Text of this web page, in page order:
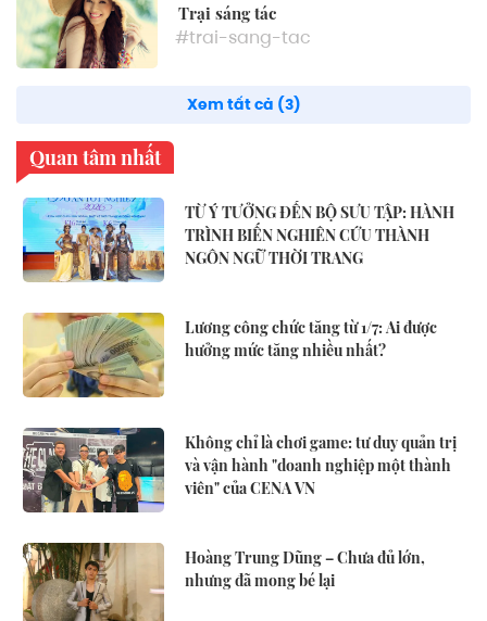
Trại sáng tác
#trai-sang-tac
Xem tất cả (3)
Quan tâm nhất
TỪ Ý TƯỞNG ĐẾN BỘ SƯU TẬP: HÀNH
TRÌNH BIẾN NGHIÊN CỨU THÀNH
NGÔN NGỮ THỜI TRANG
Lương công chức tăng từ 1/7: Ai được
hưởng mức tăng nhiều nhất?
Không chỉ là chơi game: tư duy quản trị
và vận hành "doanh nghiệp một thành
viên" của CENA VN
Hoàng Trung Dũng – Chưa đủ lớn,
nhưng đã mong bé lại